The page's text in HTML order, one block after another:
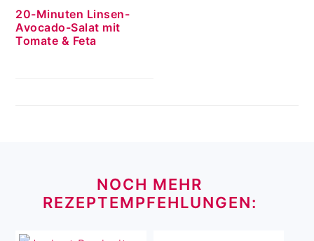
20-Minuten Linsen-
Avocado-Salat mit
Tomate & Feta
NOCH MEHR
REZEPTEMPFEHLUNGEN: